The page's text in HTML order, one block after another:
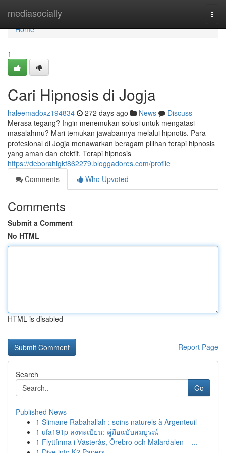
mediasocially
Home
Home
1
Cari Hipnosis di Jogja
haleemadoxz194834 272 days ago News
Discuss
Merasa tegang? Ingin menemukan solusi untuk mengatasi
masalahmu? Mari temukan jawabannya melalui hipnotis. Para
profesional di Jogja menawarkan beragam pilihan terapi hipnosis
yang aman dan efektif. Terapi hipnosis
https://deborahigkf862279.bloggadores.com/profile
Comments
Who Upvoted
Comments
Submit a Comment
No HTML
HTML is disabled
Report Page
Search
Go
Published News
1 Slimane Rabahallah : soins naturels à Argenteuil
1 ufa191p ลงทะเบียน: คู่มือฉบับสมบูรณ์
1 Flyttfirma i Västerås, Örebro och Mälardalen – ...